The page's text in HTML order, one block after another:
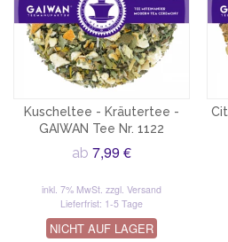
Kuscheltee - Kräutertee -
GAIWAN Tee Nr. 1122
ab7,99 €
inkl. 7% MwSt.zzgl. Versand
Lieferfrist: 1-5 Tage
NICHT AUF LAGER